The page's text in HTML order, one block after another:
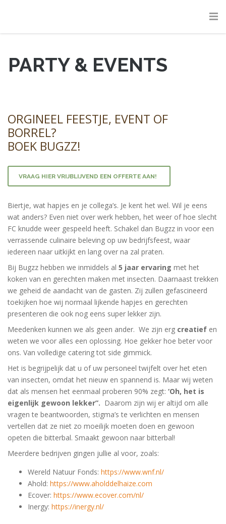
PARTY & EVENTS
ORGINEEL FEESTJE, EVENT OF
BORREL?
BOEK BUGZZ!
VRAAG HIER VRIJBLIJVEND EEN OFFERTE AAN!
Biertje, wat hapjes en je collega’s. Je kent het wel. Wil je eens
wat anders? Even niet over werk hebben, het weer of hoe slecht
FC knudde weer gespeeld heeft. Schakel dan Bugzz in voor een
verrassende culinaire beleving op uw bedrijfsfeest, waar
iedereen naar uitkijkt en lang over na zal praten.
Bij Bugzz hebben we inmiddels al 5 jaar ervaring met het
koken van en gerechten maken met insecten. Daarnaast trekken
we geheid de aandacht van de gasten. Zij zullen gefascineerd
toekijken hoe wij normaal lijkende hapjes en gerechten
presenteren die ook nog eens super lekker zijn.
Meedenken kunnen we als geen ander. We zijn erg creatief en
weten we voor alles een oplossing. Hoe gekker hoe beter voor
ons. Van volledige catering tot side gimmick.
Het is begrijpelijk dat u of uw personeel twijfelt over het eten
van insecten, omdat het nieuw en spannend is. Maar wij weten
dat als mensen het eenmaal proberen 90% zegt: ‘Oh, het is
eigenlijk gewoon lekker”. Daarom zijn wij er altijd om alle
vragen te beantwoorden, stigma’s te verlichten en mensen
vertellen dat ze niet zo moeilijk moeten doen en gewoon
opeten die bitterbal. Smaakt gewoon naar bitterbal!
Meerdere bedrijven gingen jullie al voor, zoals:
Wereld Natuur Fonds: https://www.wnf.nl/
Ahold: https://www.aholddelhaize.com
Ecover: https://www.ecover.com/nl/
Inergy: https://inergy.nl/